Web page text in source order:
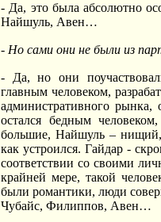
- Да, это была абсолютно
Найшуль, Авен…
- Но сами они не были из
- Да, но они
главным человеком,
административного
остался бедным
большие, Найшуль –
как устроился. Гайдар -
соответствии со своими
крайней мере, такой
были романтики, люди
Чубайс, Филиппов, Авен…